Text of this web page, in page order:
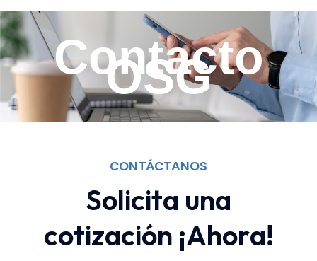
Contacto
OSG
CONTÁCTANOS
Solicita una
cotización ¡Ahora!